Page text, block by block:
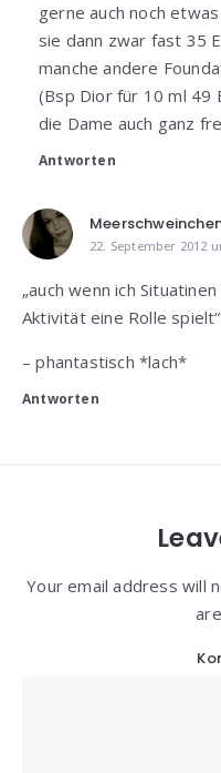
gerne auch noch
sie dann zwar fast 35
manche andere
(Bsp Dior für 10 ml 49
die Dame auch ganz
Antworten
22. September 2012
„auch wenn ich
Aktivität eine Rolle spielt“
– phantastisch *lach*
Antworten
Your email address will